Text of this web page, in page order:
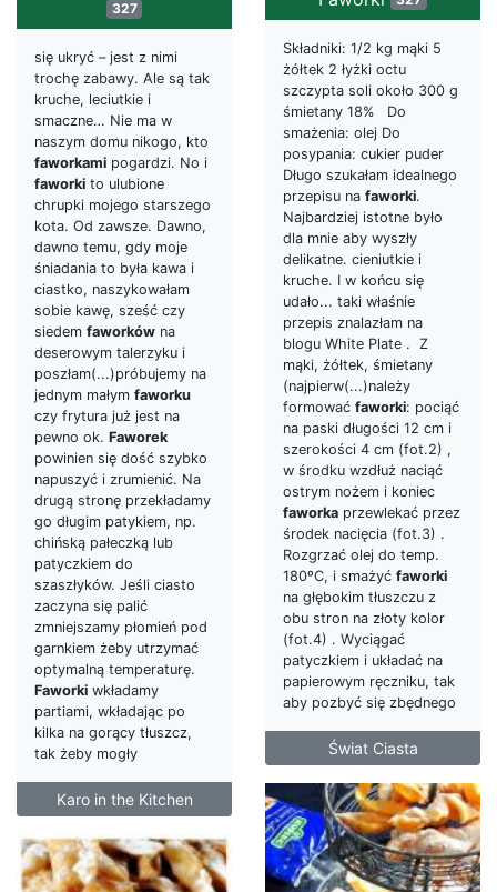
327
się ukryć – jest z nimi
trochę zabawy. Ale są tak
kruche, leciutkie i
smaczne… Nie ma w
naszym domu nikogo, kto
faworkami pogardzi. No i
faworki to ulubione
chrupki mojego starszego
kota. Od zawsze. Dawno,
dawno temu, gdy moje
śniadania to była kawa i
ciastko, naszykowałam
sobie kawę, sześć czy
siedem faworków na
deserowym talerzyku i
poszłam(...)próbujemy na
jednym małym faworku
czy frytura już jest na
pewno ok. Faworek
powinien się dość szybko
napuszyć i zrumienić. Na
drugą stronę przekładamy
go długim patykiem, np.
chińską pałeczką lub
patyczkiem do
szaszłyków. Jeśli ciasto
zaczyna się palić
zmniejszamy płomień pod
garnkiem żeby utrzymać
optymalną temperaturę.
Faworki wkładamy
partiami, wkładając po
kilka na gorący tłuszcz,
tak żeby mogły
Karo in the Kitchen
Składniki: 1/2 kg mąki 5
żółtek 2 łyżki octu
szczypta soli około 300 g
śmietany 18% Do
smażenia: olej Do
posypania: cukier puder
Długo szukałam idealnego
przepisu na faworki.
Najbardziej istotne było
dla mnie aby wyszły
delikatne. cieniutkie i
kruche. I w końcu się
udało... taki właśnie
przepis znalazłam na
blogu White Plate . Z
mąki, żółtek, śmietany
(najpierw(...)należy
formować faworki: pociąć
na paski długości 12 cm i
szerokości 4 cm (fot.2) ,
w środku wzdłuż naciąć
ostrym nożem i koniec
faworka przewlekać przez
środek nacięcia (fot.3) .
Rozgrzać olej do temp.
180ºC, i smażyć faworki
na głębokim tłuszczu z
obu stron na złoty kolor
(fot.4) . Wyciągać
patyczkiem i układać na
papierowym ręczniku, tak
aby pozbyć się zbędnego
Świat Ciasta